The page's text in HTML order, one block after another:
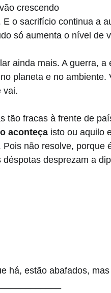
crescendo
o sacrifício continua a
só aumenta o nível de
ainda mais. A guerra, a
planeta e no ambiente.
vai.
tão fracas à frente de
aconteça isto ou aquilo
não resolve, porque
desprezam a
há, estão abafados,